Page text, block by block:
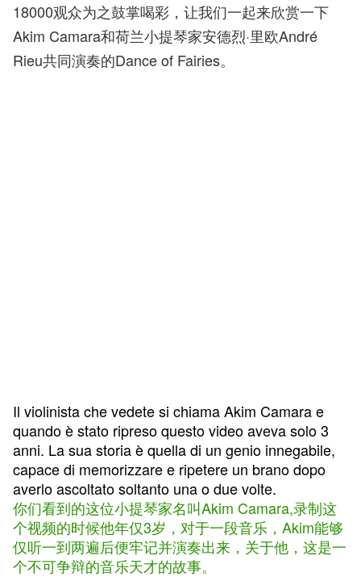
18000观众为之鼓掌喝彩，让我们一起来欣赏一下
Akim Camara和荷兰小提琴家安德烈·里欧André
Rieu共同演奏的Dance of Fairies。
Il violinista che vedete si chiama Akim Camara e
quando è stato ripreso questo video aveva solo 3
anni. La sua storia è quella di un genio innegabile,
capace di memorizzare e ripetere un brano dopo
averlo ascoltato soltanto una o due volte.
你们看到的这位小提琴家名叫Akim Camara,录制这
个视频的时候他年仅3岁，对于一段音乐，Akim能够
仅听一到两遍后便牢记并演奏出来，关于他，这是一
个不可争辩的音乐天才的故事。